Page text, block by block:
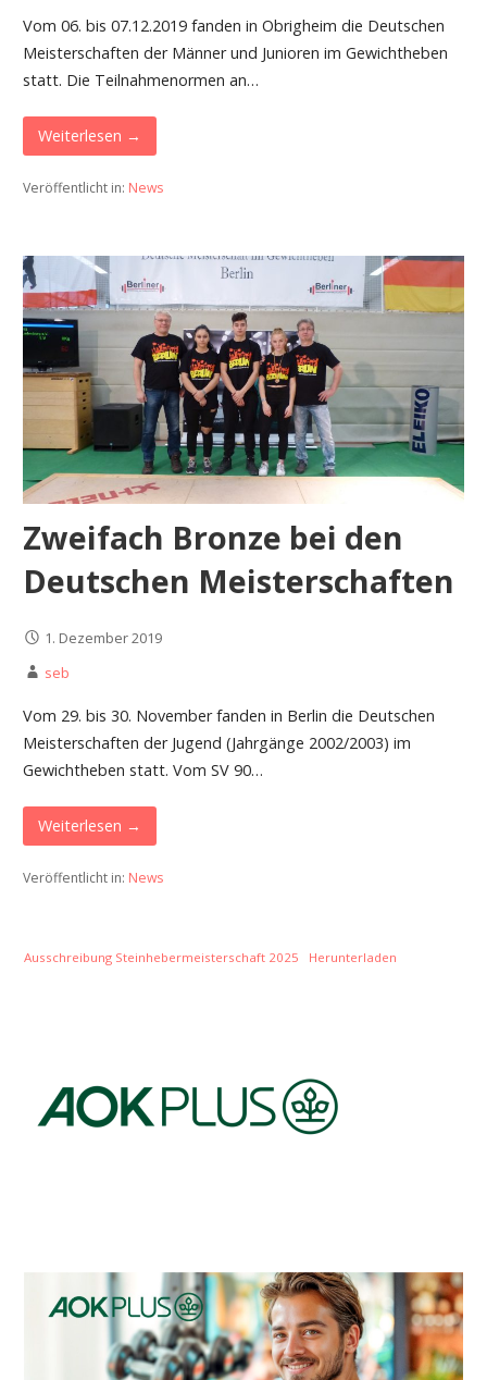
Vom 06. bis 07.12.2019 fanden in Obrigheim die Deutschen
Meisterschaften der Männer und Junioren im Gewichtheben
statt. Die Teilnahmenormen an…
Weiterlesen →
Veröffentlicht in: News
Zweifach Bronze bei den
Deutschen Meisterschaften
1. Dezember 2019
seb
Vom 29. bis 30. November fanden in Berlin die Deutschen
Meisterschaften der Jugend (Jahrgänge 2002/2003) im
Gewichtheben statt. Vom SV 90…
Weiterlesen →
Veröffentlicht in: News
Ausschreibung Steinhebermeisterschaft 2025 Herunterladen